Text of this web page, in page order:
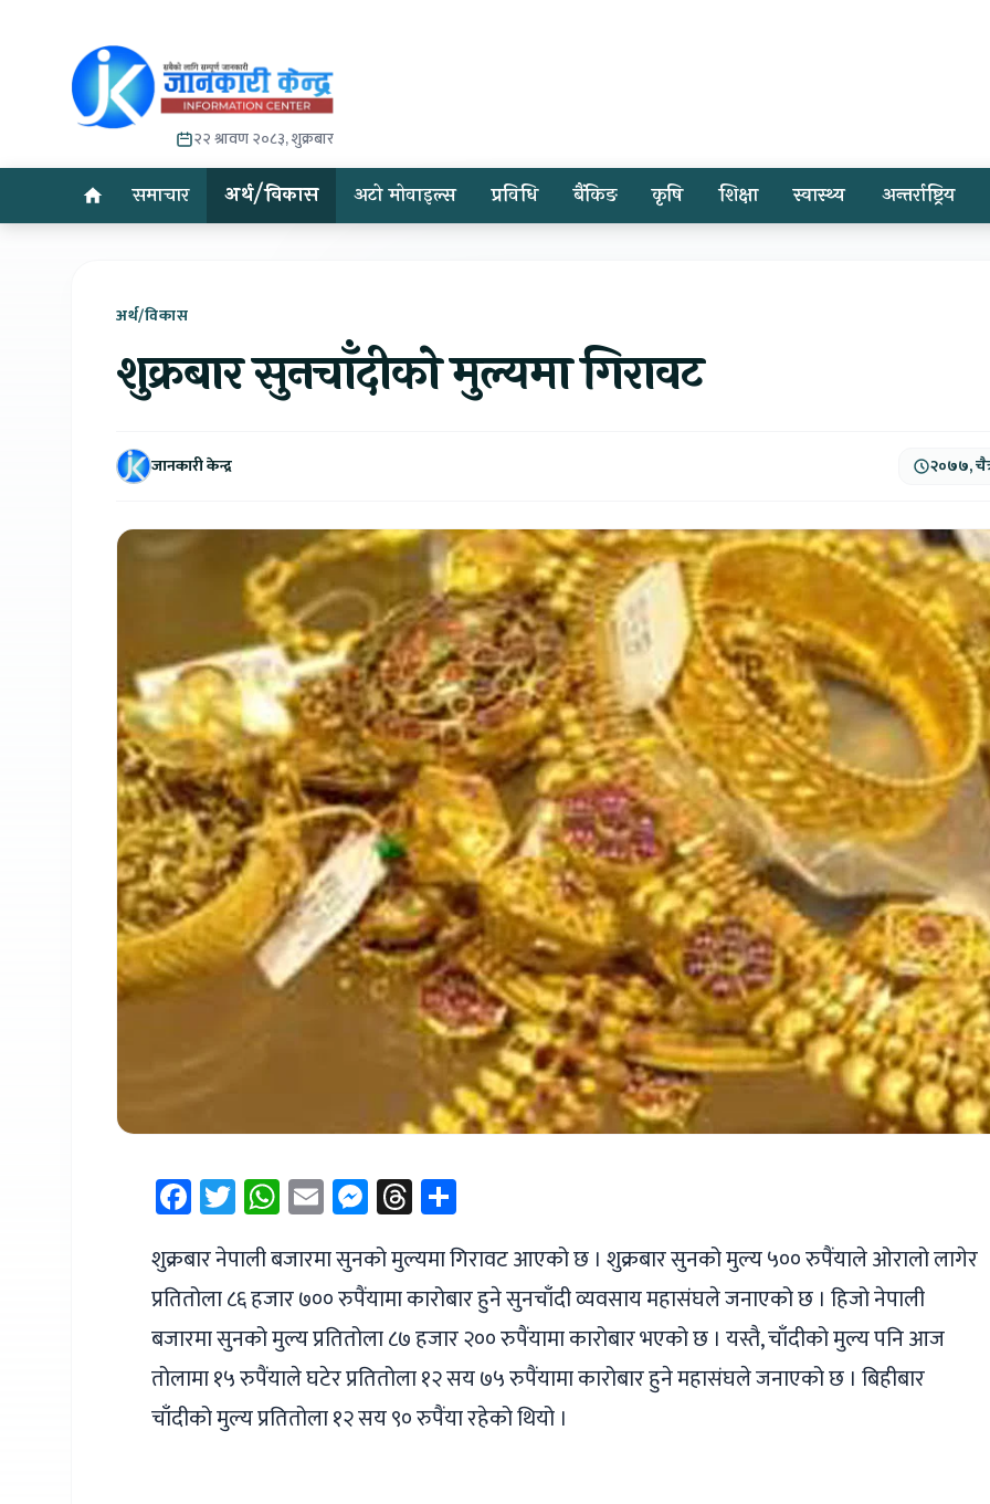
२२ श्रावण २०८३, शुक्रबार
समाचार अर्थ/विकास अटो मोवाइल्स प्रविधि बैंकिङ कृषि शिक्षा स्वास्थ्य अन्तर्राष्ट्रिय
अर्थ/विकास
शुक्रबार सुनचाँदीको मुल्यमा गिरावट
जानकारी केन्द्र २०७७,
Facebook
Twitter
WhatsApp
EmailMessenger
Threads
शुक्रबार नेपाली बजारमा सुनको मुल्यमा गिरावट आएको छ । शुक्रबार सुनको मुल्य ५०० रुपैंयाले ओरालो लागेर
प्रतितोला ८६ हजार ७०० रुपैंयामा कारोबार हुने सुनचाँदी व्यवसाय महासंघले जनाएको छ । हिजो नेपाली
बजारमा सुनको मुल्य प्रतितोला ८७ हजार २०० रुपैंयामा कारोबार भएको छ । यस्तै, चाँदीको मुल्य पनि आज
तोलामा १५ रुपैंयाले घटेर प्रतितोला १२ सय ७५ रुपैंयामा कारोबार हुने महासंघले जनाएको छ । बिहीबार
चाँदीको मुल्य प्रतितोला १२ सय ९० रुपैंया रहेको थियो ।